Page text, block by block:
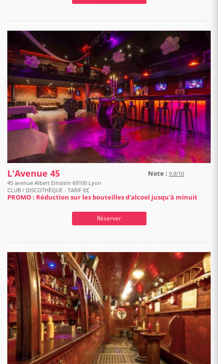
L'Avenue 45 Note : 9.8/10
45 avenue Albert Einstein 69100 Lyon
CLUB / DISCOTHÈQUE - TARIF €€
PROMO : Réduction sur les bouteilles d'alcool jusqu'à minuit
Réserver